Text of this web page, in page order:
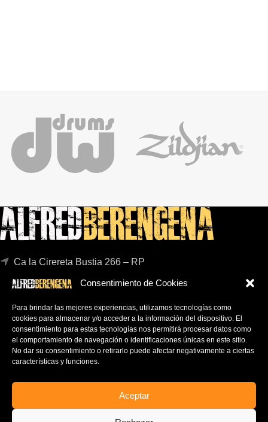
Consentimiento de Cookies
Para brindar las mejores experiencias, utilizamos tecnologías como
cookies para almacenar y/o acceder a la información del dispositivo. El
consentimiento para estas tecnologías nos permitirá procesar datos como
el comportamiento de navegación o identificaciones únicas en este sitio.
No dar su consentimiento o retirarlo puede afectar negativamente a ciertas
características y funciones.
Aceptar
Ca la Cirereta Bustia 266 – RP
17412 Maçanet de la selva (Girona)
FAQs
POLÍTICA DE PRIVACIDAD
AVISO LEGAL
CONTACTO
AL NEWSLETTER
informado en tu e-mail de todas las ofertas y